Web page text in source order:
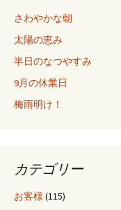
さわやかな朝
太陽の恵み
半日のなつやすみ
9月の休業日
梅雨明け！
カテゴリー
お客様 (115)